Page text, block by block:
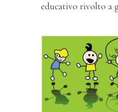
educativo rivolto a